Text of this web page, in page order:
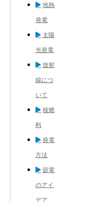
地熱
発電
太陽
光発電
放射
線につ
いて
核燃
料
発電
方法
節電
のアイ
デア